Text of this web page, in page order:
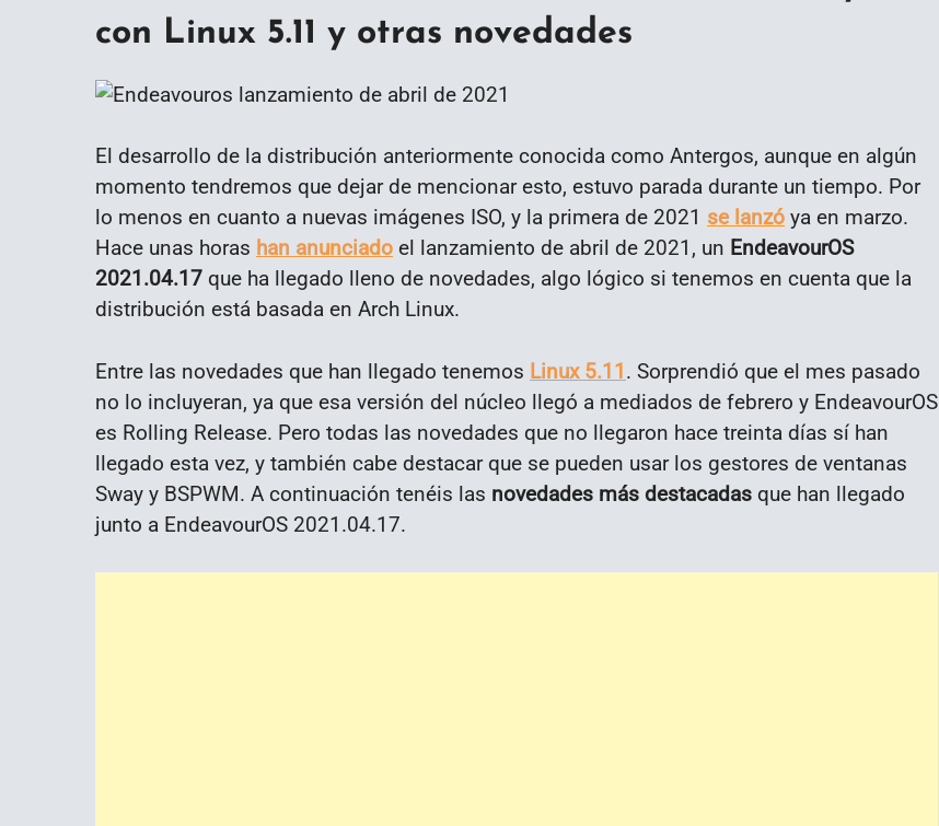
con Linux 5.11 y otras novedades
El desarrollo de la distribución anteriormente conocida como Antergos, aunque en algún
momento tendremos que dejar de mencionar esto, estuvo parada durante un tiempo. Por
lo menos en cuanto a nuevas imágenes ISO, y la primera de 2021 se lanzó ya en marzo.
Hace unas horas han anunciado el lanzamiento de abril de 2021, un EndeavourOS
2021.04.17 que ha llegado lleno de novedades, algo lógico si tenemos en cuenta que la
distribución está basada en Arch Linux.
Entre las novedades que han llegado tenemos Linux 5.11 . Sorprendió que el mes pasado
no lo incluyeran, ya que esa versión del núcleo llegó a mediados de febrero y EndeavourOS
es Rolling Release. Pero todas las novedades que no llegaron hace treinta días sí han
llegado esta vez, y también cabe destacar que se pueden usar los gestores de ventanas
Sway y BSPWM. A continuación tenéis las novedades más destacadas que han llegado
junto a EndeavourOS 2021.04.17.